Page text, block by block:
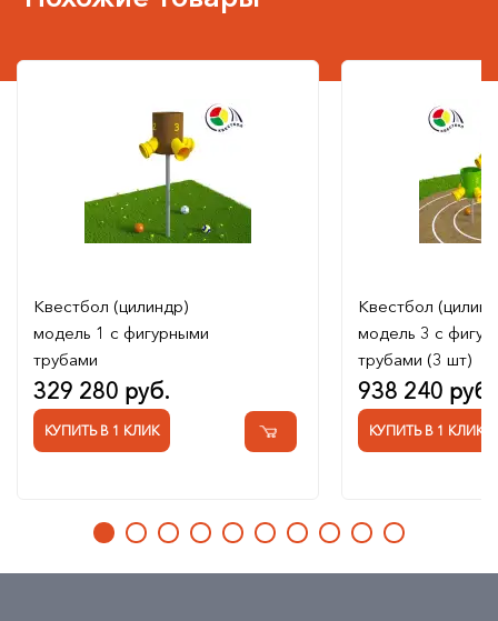
Квестбол (цилиндр)
модель 1 с фигурными
трубами
329 280 руб.
КУПИТЬ В 1 КЛИК
Квестбол
модель 3 с
трубами (3 шт)
938 240 руб.
КУПИТЬ В 1 КЛИК